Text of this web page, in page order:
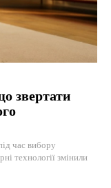
звертати
час вибору
технології змінили